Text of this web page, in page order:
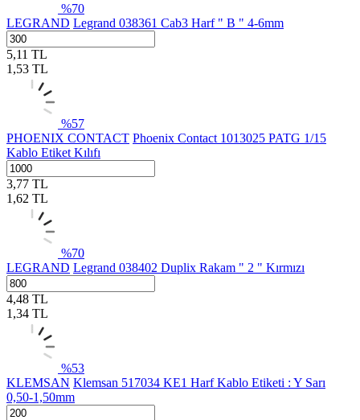
%70
LEGRAND Legrand 038361 Cab3 Harf " B " 4-6mm
5,11 TL
1,53 TL
%57
PHOENIX CONTACT Phoenix Contact 1013025 PATG 1/15
Kablo Etiket Kılıfı
3,77 TL
1,62 TL
%70
LEGRAND Legrand 038402 Duplix Rakam " 2 " Kırmızı
4,48 TL
1,34 TL
%53
KLEMSAN Klemsan 517034 KE1 Harf Kablo Etiketi : Y Sarı
0,50-1,50mm